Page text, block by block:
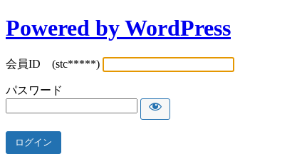
Powered by WordPress
会員ID (stc*****)
パスワード